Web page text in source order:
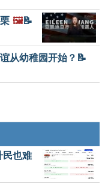
🖼️📝
从幼稚园开始？📝
民也难